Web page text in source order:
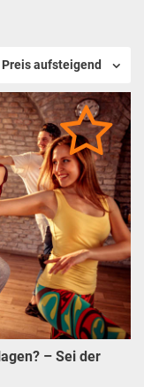
Preis aufsteigend
– Sei der